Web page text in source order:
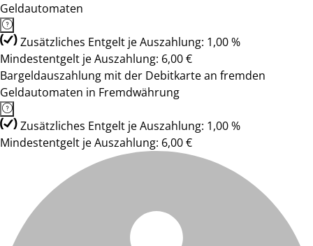
Geldautomaten
Zusätzliches Entgelt je Auszahlung: 1,00 %
Mindestentgelt je Auszahlung: 6,00 €
Bargeldauszahlung mit der Debitkarte an fremden
Geldautomaten in Fremdwährung
Zusätzliches Entgelt je Auszahlung: 1,00 %
Mindestentgelt je Auszahlung: 6,00 €